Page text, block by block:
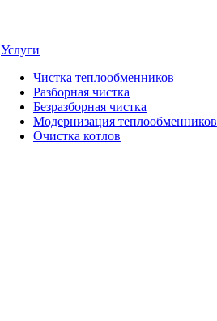
Услуги
Чистка теплообменников
Разборная чистка
Безразборная чистка
Модернизация теплообменников
Очистка котлов